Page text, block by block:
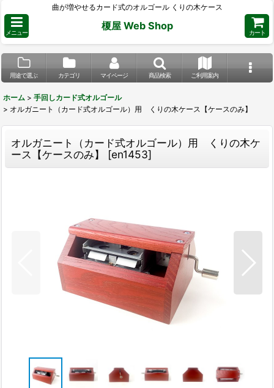
曲が増やせるカード式のオルゴール くりの木ケース
メニュー
榎屋 Web Shop
カート
用途で選ぶ カテゴリ マイページ 商品検索 ご利用案内
ホーム > 手回しカード式オルゴール
> オルガニート（カード式オルゴール）用 くりの木ケース【ケースのみ】
オルガニート（カード式オルゴール）用 くりの木ケ
ース【ケースのみ】
[en1453]